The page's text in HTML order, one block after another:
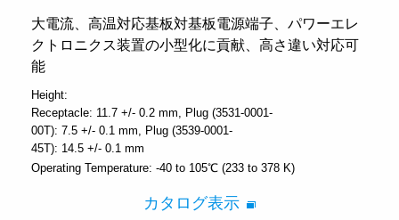
大電流、高温対応基板対基板電源端子、パワーエレ
クトロニクス装置の小型化に貢献、高さ違い対応可
能
Height:
Receptacle: 11.7 +/- 0.2 mm
Plug (3531-0001-
00T): 7.5 +/- 0.1 mm
Plug (3539-0001-
45T): 14.5 +/- 0.1 mm
Operating Temperature: -40 to 105℃ (233 to 378 K)
カタログ表示